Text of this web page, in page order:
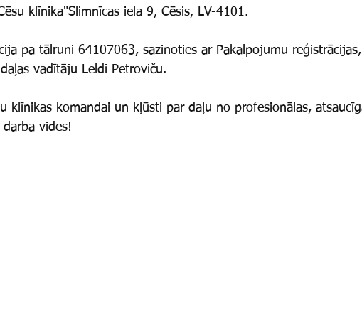
klīnika"Slimnīcas iela 9, Cēsis, LV-4101.
pa tālruni 64107063, sazinoties ar Pakalpojumu
vadītāju Leldi Petroviču.
klīnikas komandai un kļūsti par daļu no profesionālas,
vides!